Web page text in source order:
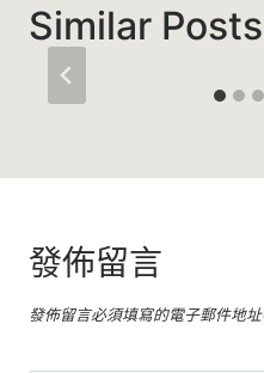
Similar Posts
發佈留言
發佈留言必須填寫的電子郵件地址